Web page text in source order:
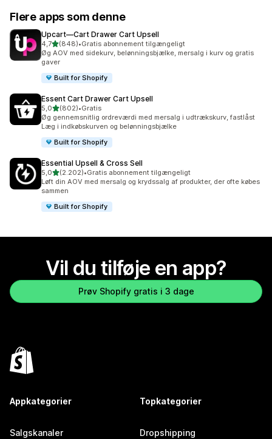
Flere apps som denne
Upcart—Cart Drawer Cart Upsell
4,7ud af 5 stjerner
(848)
848 anmeldelser i alt
•Gratis abonnement tilgængeligt
Øg AOV med sidekurv, belønningsbjælke, mersalg i kurv og gratis
gaver
Built for Shopify
Essent Cart Drawer Cart Upsell
5,0ud af 5 stjerner
(802)
802 anmeldelser i alt
•Gratis
Øg gennemsnitlig ordreværdi med mersalg i udtrækskurv, fastlåst
Læg i indkøbskurven og belønningsbjælke
Built for Shopify
Essential Upsell & Cross Sell
5,0ud af 5 stjerner
(2.202)
2202 anmeldelser i alt
•Gratis abonnement tilgængeligt
Løft din AOV med mersalg og krydssalg af produkter, der ofte købes
sammen
Built for Shopify
Vil du tilføje en app?
Prøv Shopify gratis i 3 dage
Appkategorier
Salgskanaler
Topkategorier
Dropshipping